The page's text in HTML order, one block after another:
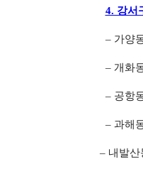
4. 강서
– 가양
– 개화
– 공항
– 과해
– 내발산